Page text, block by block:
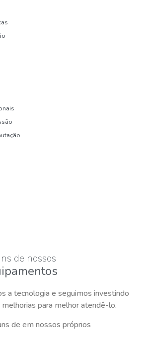
de nossos
a tecnologia e seguimos investindo
para melhor atendê-lo.
de em nossos próprios